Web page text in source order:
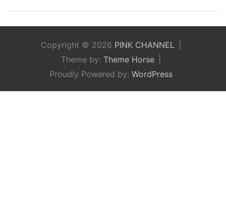
Copyright © 2026 PINK CHANNEL
Theme by: Theme Horse
Proudly Powered by: WordPress